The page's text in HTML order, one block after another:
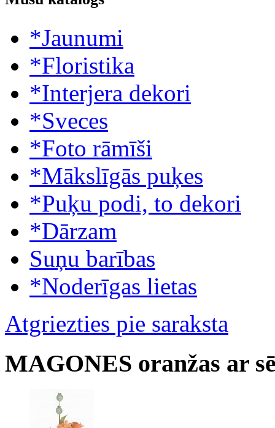
*Jaunumi
*Floristika
*Interjera dekori
*Sveces
*Foto rāmīši
*Mākslīgās puķes
*Puķu podi, to dekori
*Dārzam
Suņu barības
*Noderīgas lietas
Atgriezties pie saraksta
MAGONES oranžas ar